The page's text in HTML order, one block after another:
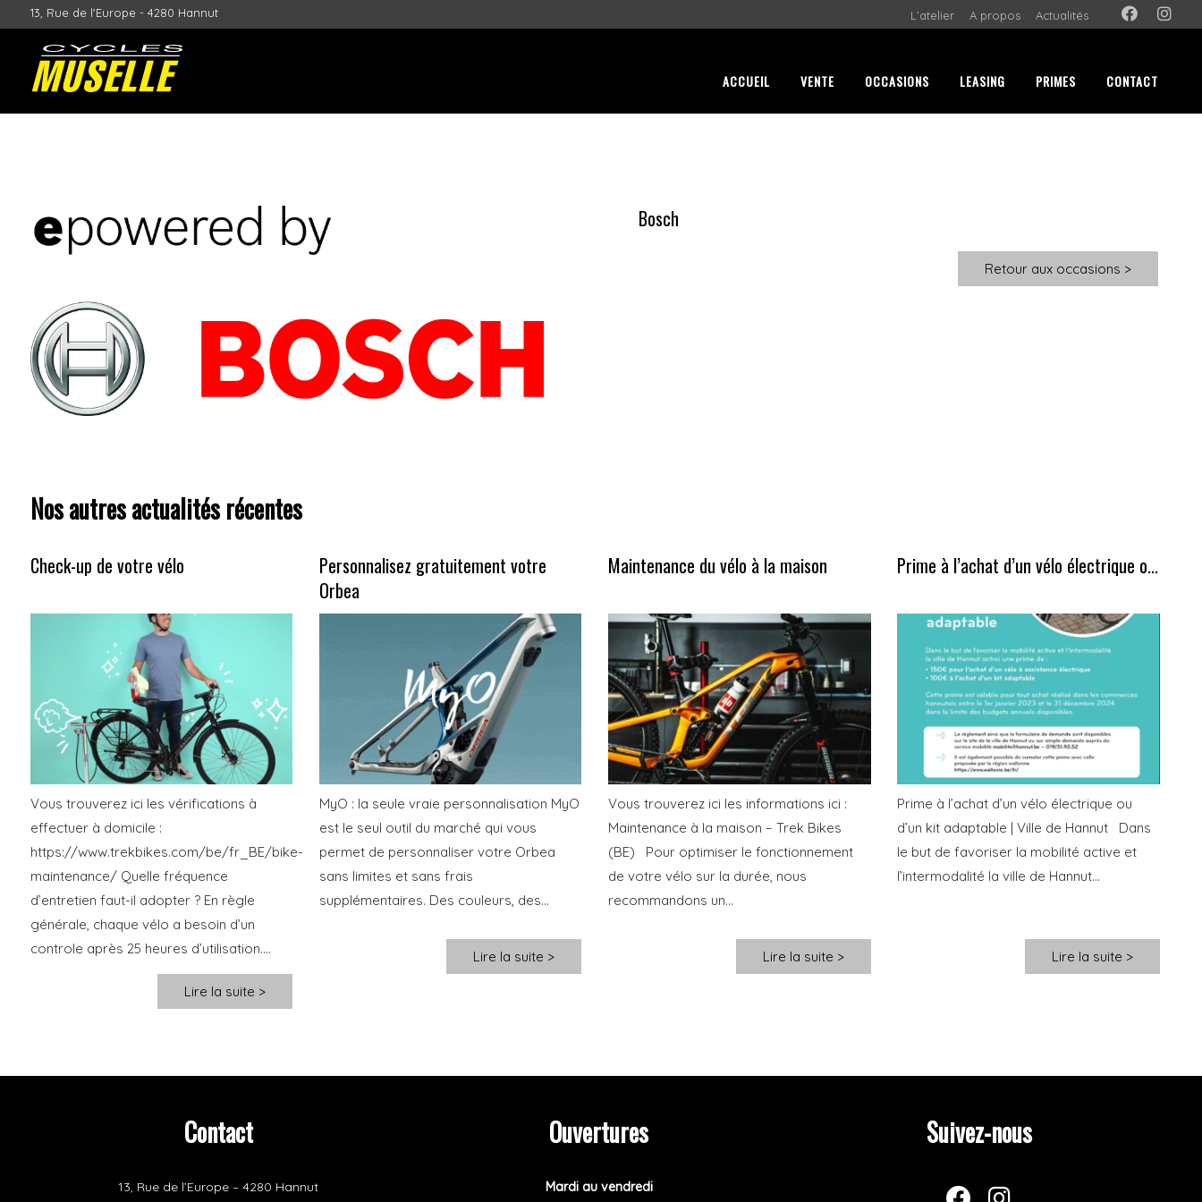
13, Rue de l'Europe - 4280 Hannut L’atelier A propos Actualités
ACCUEIL VENTE OCCASIONS LEASING PRIMES CONTACT
Bosch
Retour aux occasions >
Nos autres actualités récentes
Check-up de votre vélo
Vous trouverez ici les vérifications à
effectuer à domicile :
https://www.trekbikes.com/be/fr_BE/bike-
maintenance/ Quelle fréquence
d’entretien faut-il adopter ? En règle
générale, chaque vélo a besoin d’un
controle après 25 heures d’utilisation....
Lire la suite >
Personnalisez gratuitement votre
Orbea
MyO : la seule vraie personnalisation MyO
est le seul outil du marché qui vous
permet de personnaliser votre Orbea
sans limites et sans frais
supplémentaires. Des couleurs, des...
Lire la suite >
Maintenance du vélo à la maison
Vous trouverez ici les informations ici :
Maintenance à la maison – Trek Bikes
(BE) Pour optimiser le fonctionnement
de votre vélo sur la durée, nous
recommandons un...
Lire la suite >
Prime à l’achat d’un vélo électrique o...
Prime à l’achat d’un vélo électrique ou
d’un kit adaptable | Ville de Hannut Dans
le but de favoriser la mobilité active et
l’intermodalité la ville de Hannut...
Lire la suite >
Contact
13, Rue de l’Europe – 4280 Hannut
Ouvertures
Mardi au vendredi
Suivez-nous